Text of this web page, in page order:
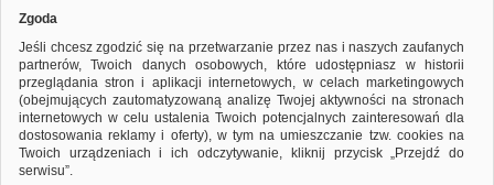
PODPOWIEDZI
Zmień kryteria wyszukiwania zaznaczając inne filtry i wyszukaj
ponownie
Sprawdź, czy wszystkie słowa zostały poprawnie napisane.
Spróbuj użyć innych słów kluczowych.
Zgoda
Jeśli chcesz zgodzić się na przetwarzanie przez nas i naszych zaufanych
partnerów, Twoich danych osobowych, które udostępniasz w historii
przeglądania stron i aplikacji internetowych, w celach marketingowych
(obejmujących zautomatyzowaną analizę Twojej aktywności na stronach
internetowych w celu ustalenia Twoich potencjalnych zainteresowań dla
dostosowania reklamy i oferty), w tym na umieszczanie tzw. cookies na
Twoich urządzeniach i ich odczytywanie, kliknij przycisk „Przejdź do
serwisu”.